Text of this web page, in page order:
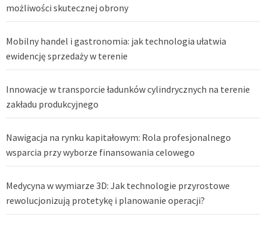
możliwości skutecznej obrony
Mobilny handel i gastronomia: jak technologia ułatwia
ewidencję sprzedaży w terenie
Innowacje w transporcie ładunków cylindrycznych na terenie
zakładu produkcyjnego
Nawigacja na rynku kapitałowym: Rola profesjonalnego
wsparcia przy wyborze finansowania celowego
Medycyna w wymiarze 3D: Jak technologie przyrostowe
rewolucjonizują protetykę i planowanie operacji?